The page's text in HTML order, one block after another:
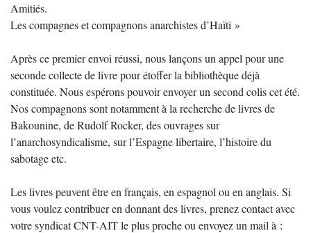
Amitiés.
Les compagnes et compagnons anarchistes d’Haïti »
Après ce premier envoi réussi, nous lançons un appel pour une
seconde collecte de livre pour étoffer la bibliothèque déjà
constituée. Nous espérons pouvoir envoyer un second colis cet été.
Nos compagnons sont notamment à la recherche de livres de
Bakounine, de Rudolf Rocker, des ouvrages sur
l’anarchosyndicalisme, sur l’Espagne libertaire, l’histoire du
sabotage etc.
Les livres peuvent être en français, en espagnol ou en anglais. Si
vous voulez contribuer en donnant des livres, prenez contact avec
votre syndicat CNT-AIT le plus proche ou envoyez un mail à :